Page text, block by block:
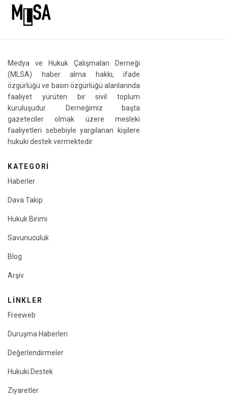
Medya ve Hukuk Çalışmaları Derneği
(MLSA) haber alma hakkı, ifade
özgürlüğü ve basın özgürlüğü alanlarında
faaliyet yürüten bir sivil toplum
kuruluşudur. Derneğimiz başta
gazeteciler olmak üzere mesleki
faaliyetleri sebebiyle yargılanan kişilere
hukuki destek vermektedir.
KATEGORI
Haberler
Dava Takip
Hukuk Birimi
Savunuculuk
Blog
Arşiv
LINKLER
Freeweb
Duruşma Haberleri
Değerlendirmeler
Hukuki Destek
Ziyaretler